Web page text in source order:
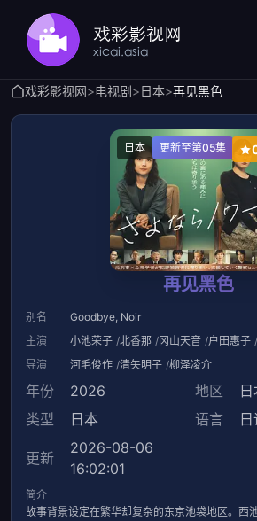
戏彩影视网>电视剧>日本>再见黑色
日本 更新至第05集
再见黑色
别名
Goodbye, Noir
主演
小池荣子 北香那 冈山天音 户田惠子
导演
河毛俊作 清矢明子 柳泽凌介
年份 2026 地区
类型
日本 语言
更新
2026-08-06
16:02:01
简介
故事背景设定在繁华却复杂的东京池袋地区。西